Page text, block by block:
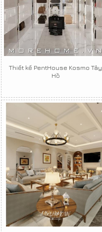
Thiết kế PentHouse Kosmo Tây
Hồ